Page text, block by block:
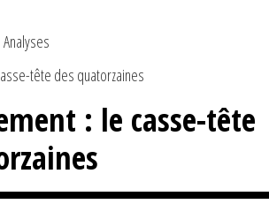
Analyses
tête des quatorzaines
: le casse-tête